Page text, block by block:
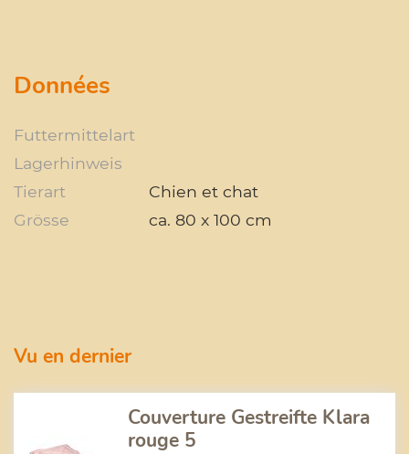
Données
Futtermittelart
Lagerhinweis
Tierart
Chien et chat
Grösse
ca. 80 x 100 cm
Vu en dernier
Couverture Gestreifte Klara
rouge 5